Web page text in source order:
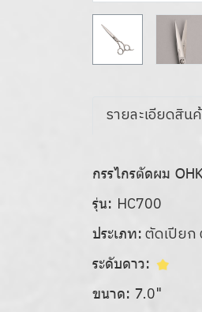
รายละเอียดสิน
กรรไกรตัดผม
รุ่น: HC700
ประเภท: ตัดเปียก
ระดับดาว:
ขนาด: 7.0"